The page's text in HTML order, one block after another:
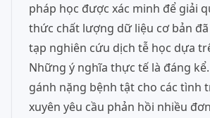
pháp học được xác minh để giải
thức chất lượng dữ liệu cơ bản
tạp nghiên cứu dịch tễ học dựa
Những ý nghĩa thực tế là đáng
gánh nặng bệnh tật cho các tình
xuyên yêu cầu phản hồi nhiều